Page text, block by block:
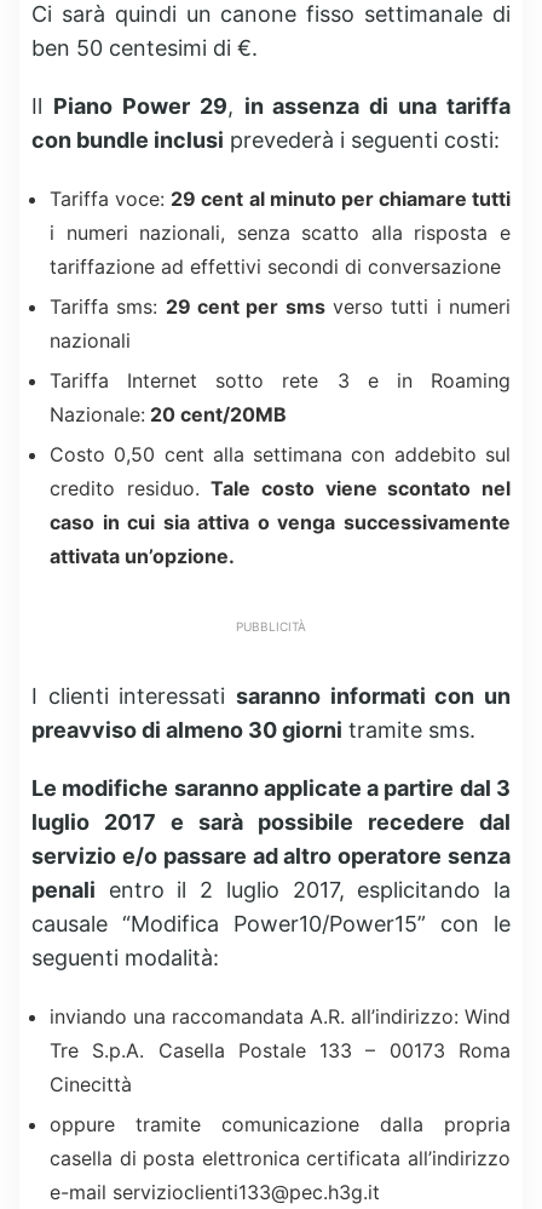
Ci sarà quindi un canone fisso settimanale di
ben 50 centesimi di €.
Il Piano Power 29, in assenza di una tariffa
con bundle inclusi prevederà i seguenti costi:
Tariffa voce: 29 cent al minuto per chiamare tutti
i numeri nazionali, senza scatto alla risposta e
tariffazione ad effettivi secondi di conversazione
Tariffa sms: 29 cent per smsverso tutti i numeri
nazionali
Tariffa Internet sotto rete 3 e in Roaming
Nazionale: 20 cent/20MB
Costo 0,50 cent alla settimana con addebito sul
credito residuo.Tale costo viene scontato nel
caso in cui sia attiva o venga successivamente
attivata un’opzione.
PUBBLICITÀ
I clienti interessati saranno informati con un
preavviso di almeno 30 giorni tramite sms.
Le modifiche saranno applicate a partire dal 3
luglio 2017 e sarà possibile recedere dal
servizio e/o passare ad altro operatore senza
penali entro il 2 luglio 2017, esplicitando la
causale “Modifica Power10/Power15” con le
seguenti modalità:
inviando una raccomandata A.R. all’indirizzo: Wind
Tre S.p.A. Casella Postale 133 – 00173 Roma
Cinecittà
oppure tramite comunicazione dalla propria
casella di posta elettronica certificata all’indirizzo
e-mail servizioclienti133@pec.h3g.it